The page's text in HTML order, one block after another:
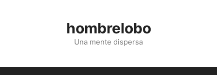
hombrelobo
Una mente dispersa